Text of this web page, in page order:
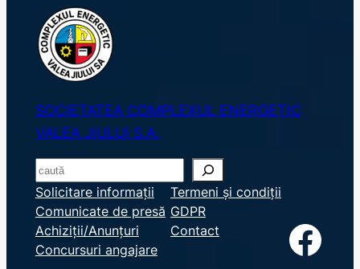
SOCIETATEA COMPLEXUL ENERGETIC
VALEA JIULUI S.A.
S
e
a
r
c
Solicitare informații
Comunicate de presă
Achiziții/Anunțuri
Concursuri angajare
Termeni și condiții
GDPR
Contact
Facebook